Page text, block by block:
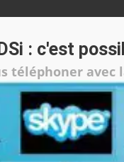
: c'est
téléphoner avec